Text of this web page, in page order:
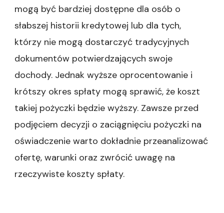
mogą być bardziej dostępne dla osób o
słabszej historii kredytowej lub dla tych,
którzy nie mogą dostarczyć tradycyjnych
dokumentów potwierdzających swoje
dochody. Jednak wyższe oprocentowanie i
krótszy okres spłaty mogą sprawić, że koszt
takiej pożyczki będzie wyższy. Zawsze przed
podjęciem decyzji o zaciągnięciu pożyczki na
oświadczenie warto dokładnie przeanalizować
ofertę, warunki oraz zwrócić uwagę na
rzeczywiste koszty spłaty.